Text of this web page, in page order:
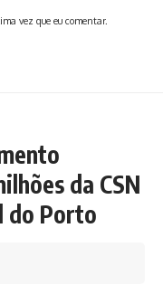
vez que eu comentar.
da CSN
do Porto